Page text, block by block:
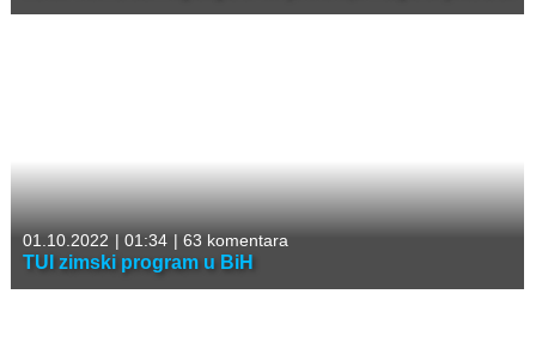
01.10.2022 | 01:34 | 63 komentara
TUI zimski program u BiH